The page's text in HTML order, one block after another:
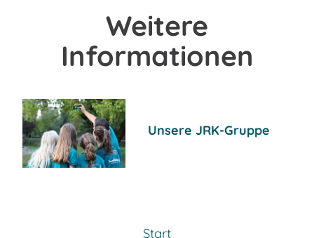
Weitere
Informationen
Unsere JRK-Gruppe
Start